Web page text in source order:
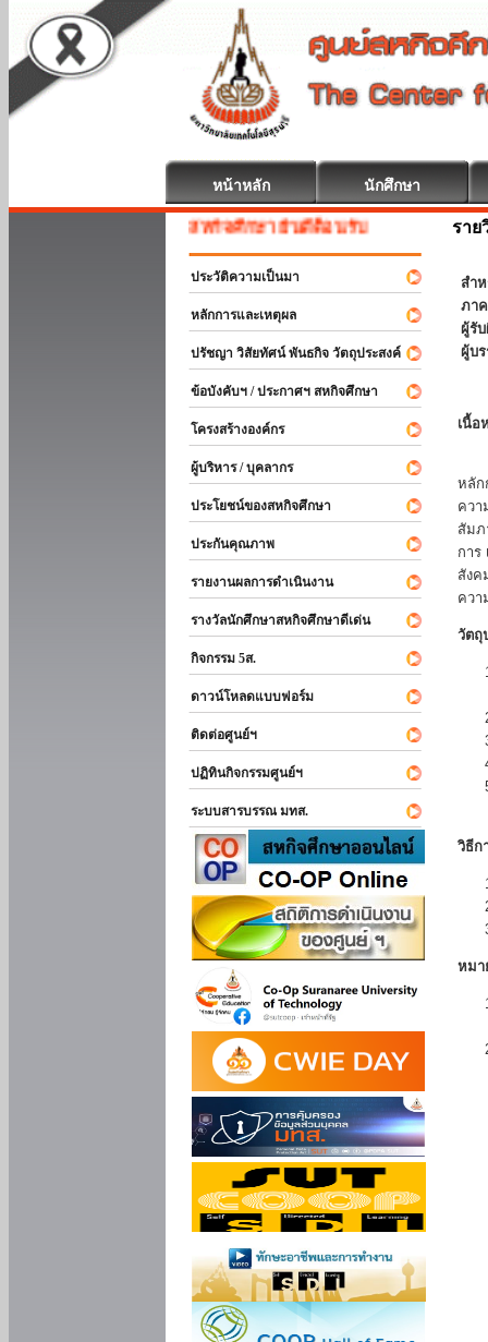
หน้าหลัก นักศึกษา
สหกิจศึกษา ยินดีต้อนรับ
ประวัติความเป็นมา
หลักการและเหตุผล
ปรัชญา วิสัยทัศน์ พันธกิจ วัตถุประสงค์
ข้อบังคับฯ / ประกาศฯ สหกิจศึกษา
โครงสร้างองค์กร
ผู้บริหาร / บุคลากร
ประโยชน์ของสหกิจศึกษา
ประกันคุณภาพ
รายงานผลการดำเนินงาน
รางวัลนักศึกษาสหกิจศึกษาดีเด่น
กิจกรรม 5ส.
ดาวน์โหลดแบบฟอร์ม
ติดต่อศูนย์ฯ
ปฏิทินกิจกรรมศูนย์ฯ
ระบบสารบรรณ มทส.
ราย
สำ
ภา
ผู้รั
ผู้บ
เนื้อ
หลัก
ควา
สัมภ
การ
สังค
ควา
วัตถุ
วิธีก
หมา